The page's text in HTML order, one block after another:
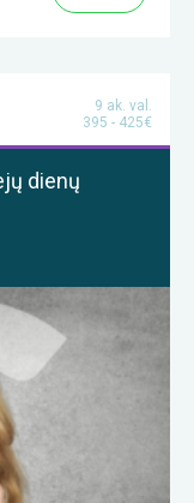
9 ak. val.
395 - 425€
dienų